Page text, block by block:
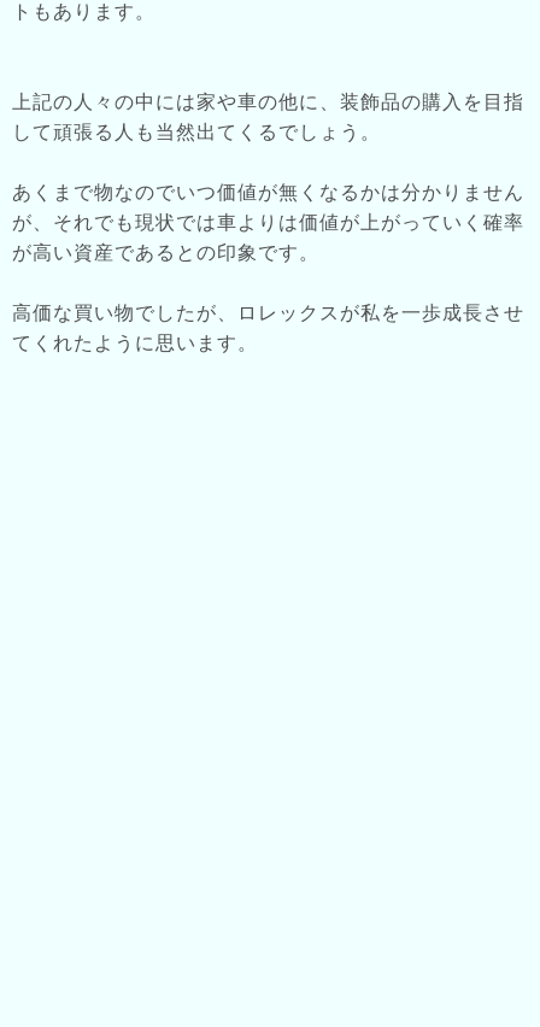
トもあります。
上記の人々の中には家や車の他に、装飾品の購入を目指
して頑張る人も当然出てくるでしょう。
あくまで物なのでいつ価値が無くなるかは分かりません
が、それでも現状では車よりは価値が上がっていく確率
が高い資産であるとの印象です。
高価な買い物でしたが、ロレックスが私を一歩成長させ
てくれたように思います。